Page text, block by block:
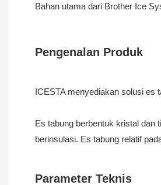
Bahan utama dari Brother Ice
Pengenalan Produk
ICESTA menyediakan solusi es
Es tabung berbentuk kristal dan
berinsulasi. Es tabung relatif
Parameter Teknis